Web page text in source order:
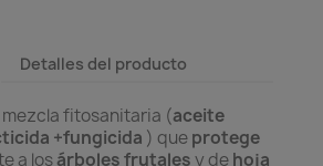
Detalles del producto
fitosanitaria (aceite
+fungicida ) queprotege
a losárboles frutalesy dehoja